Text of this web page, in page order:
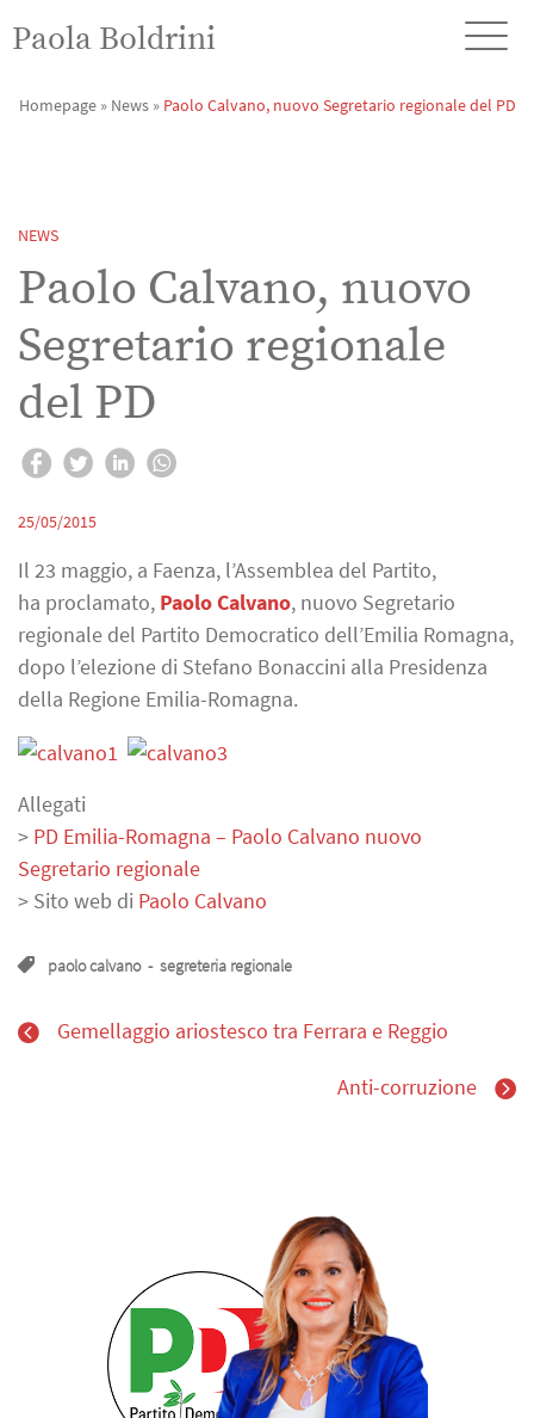
Paola Boldrini
Homepage » News » Paolo Calvano, nuovo Segretario regionale del PD
NEWS
Paolo Calvano, nuovo
Segretario regionale
del PD
25/05/2015
Il 23 maggio, a Faenza, l’Assemblea del Partito,
ha proclamato, Paolo Calvano, nuovo Segretario
regionale del Partito Democratico dell’Emilia Romagna,
dopo l’elezione di Stefano Bonaccini alla Presidenza
della Regione Emilia-Romagna.
Allegati
> PD Emilia-Romagna – Paolo Calvano nuovo
Segretario regionale
> Sito web di Paolo Calvano
paolo calvano - segreteria regionale
Gemellaggio ariostesco tra Ferrara e Reggio
Anti-corruzione